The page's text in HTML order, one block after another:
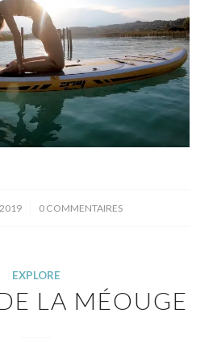
0 COMMENTAIRES
EXPLORE
LA MÉOUGE